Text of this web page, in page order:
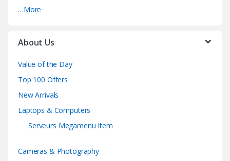
…More
About Us
Value of the Day
Top 100 Offers
New Arrivals
Laptops & Computers
Serveurs Megamenu Item
Cameras & Photography